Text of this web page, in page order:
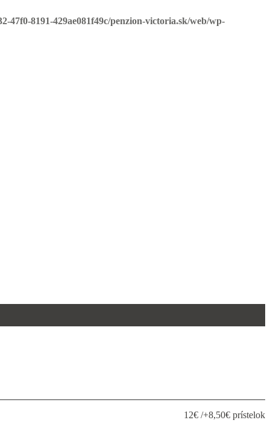
47f0-8191-429ae081f49c/penzion-victoria.sk/web/wp-
12€ /+8,50€ prístelok